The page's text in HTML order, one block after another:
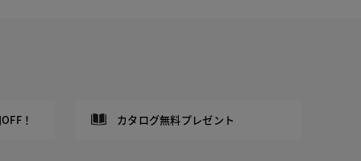
！ カタログ無料プレゼント